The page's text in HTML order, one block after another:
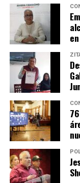
Presupuesto 2023 con
mayor capacidad para
pública municipal:
22 noviembre, 2022
En "Michoacán"
Presupuesto 2024 es
realista, austero y
Bedolla